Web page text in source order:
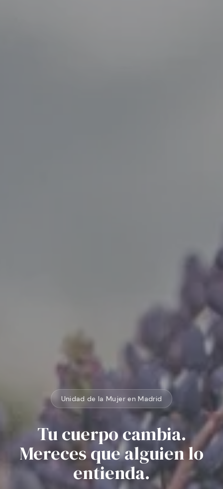
Unidad de la Mujer en Madrid
Tu cuerpo cambia.
Mereces que alguien lo
entienda.